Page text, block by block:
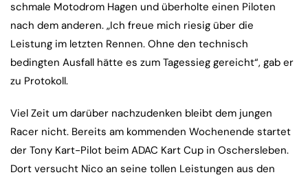
schmale Motodrom Hagen und überholte einen Piloten
nach dem anderen. „Ich freue mich riesig über die
Leistung im letzten Rennen. Ohne den technisch
bedingten Ausfall hätte es zum Tagessieg gereicht“, gab er
zu Protokoll.
Viel Zeit um darüber nachzudenken bleibt dem jungen
Racer nicht. Bereits am kommenden Wochenende startet
der Tony Kart-Pilot beim ADAC Kart Cup in Oschersleben.
Dort versucht Nico an seine tollen Leistungen aus den